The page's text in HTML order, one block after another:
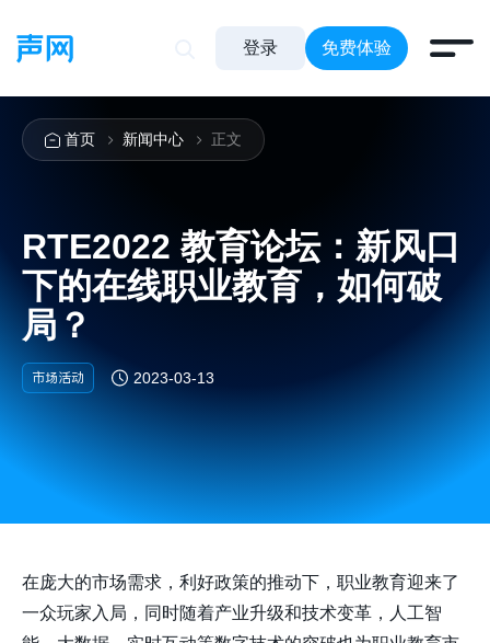
登录 免费体验
首页 新闻中心 正文
RTE2022 教育论坛：新风口
下的在线职业教育，如何破
局？
市场活动 2023-03-13
在庞大的市场需求，利好政策的推动下，职业教育迎来了
一众玩家入局，同时随着产业升级和技术变革，人工智